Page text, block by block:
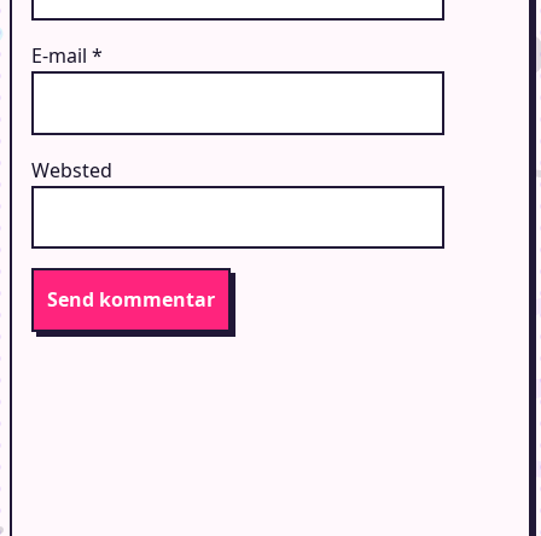
E-mail *
Websted